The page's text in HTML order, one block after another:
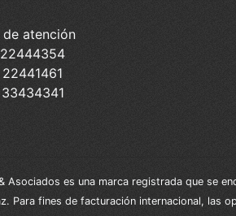
de atención
Asociados es una marca registrada que se
Para fines de facturación internacional, las